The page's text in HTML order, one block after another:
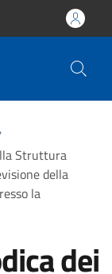
Struttura
della
la
dei